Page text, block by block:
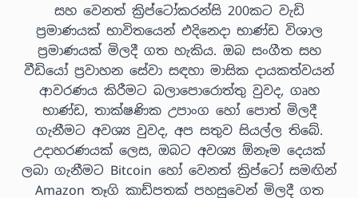
සහ වෙනත් ක්‍රිප්ටෝකරන්සි 200කට වැඩි
ප්‍රමාණයක් භාවිතයෙන් එදිනෙදා භාණ්ඩ විශාල
ප්‍රමාණයක් මිලදී ගත හැකිය. ඔබ සංගීත සහ
වීඩියෝ ප්‍රවාහන සේවා සඳහා මාසික දායකත්වයන්
ආවරණය කිරීමට බලාපොරොත්තු වුවද, ගෘහ
භාණ්ඩ, තාක්ෂණික උපාංග හෝ පොත් මිලදී
ගැනීමට අවශ්‍ය වුවද, අප සතුව සියල්ල තිබේ.
උදාහරණයක් ලෙස, ඔබට අවශ්‍ය ඕනෑම දෙයක්
ලබා ගැනීමට Bitcoin හෝ වෙනත් ක්‍රිප්ටෝ සමඟින්
Amazon තෑගි කාඩ්පතක් පහසුවෙන් මිලදී ගත